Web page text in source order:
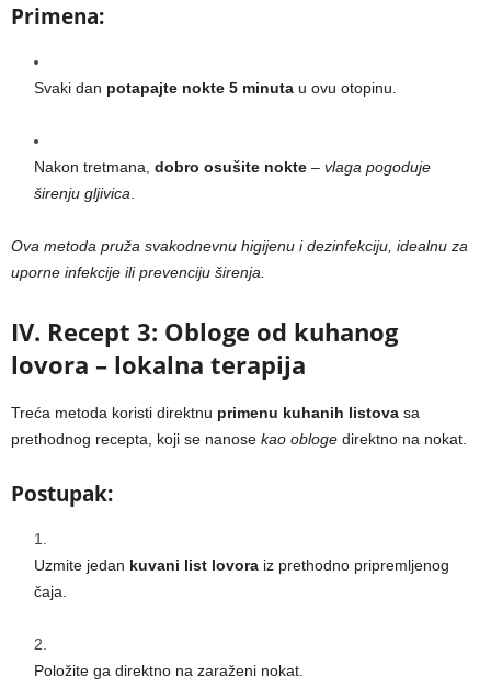
Primena:
Svaki dan potapajte nokte 5 minuta u ovu otopinu.
Nakon tretmana, dobro osušite nokte – vlaga pogoduje
širenju gljivica.
Ova metoda pruža svakodnevnu higijenu i dezinfekciju, idealnu za
uporne infekcije ili prevenciju širenja.
IV. Recept 3: Obloge od kuhanog
lovora – lokalna terapija
Treća metoda koristi direktnu primenu kuhanih listova sa
prethodnog recepta, koji se nanose kao obloge direktno na nokat.
Postupak:
Uzmite jedan kuvani list lovora iz prethodno pripremljenog
čaja.
Položite ga direktno na zaraženi nokat.